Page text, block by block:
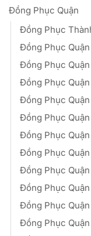
Đồng Phục Quận
Đồng Phục
Đồng Phục Quận
Đồng Phục
Đồng Phục
Đồng Phục Quận
Đồng Phục
Đồng Phục Quận
Đồng Phục
Đồng Phục Quận
Đồng Phục Quận
Đồng Phục Quận
Đồng Phục Quận